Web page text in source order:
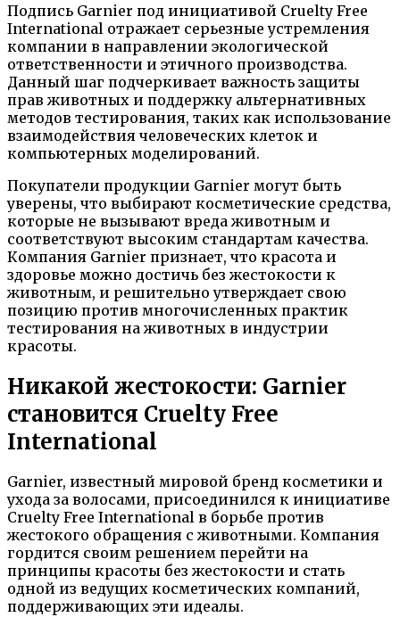
Подпись Garnier под инициативой Cruelty Free
International отражает серьезные устремления
компании в направлении экологической
ответственности и этичного производства.
Данный шаг подчеркивает важность защиты
прав животных и поддержку альтернативных
методов тестирования, таких как использование
взаимодействия человеческих клеток и
компьютерных моделирований.
Покупатели продукции Garnier могут быть
уверены, что выбирают косметические средства,
которые не вызывают вреда животным и
соответствуют высоким стандартам качества.
Компания Garnier признает, что красота и
здоровье можно достичь без жестокости к
животным, и решительно утверждает свою
позицию против многочисленных практик
тестирования на животных в индустрии
красоты.
Никакой жестокости: Garnier
становится Cruelty Free
International
Garnier, известный мировой бренд косметики и
ухода за волосами, присоединился к инициативе
Cruelty Free International в борьбе против
жестокого обращения с животными. Компания
гордится своим решением перейти на
принципы красоты без жестокости и стать
одной из ведущих косметических компаний,
поддерживающих эти идеалы.